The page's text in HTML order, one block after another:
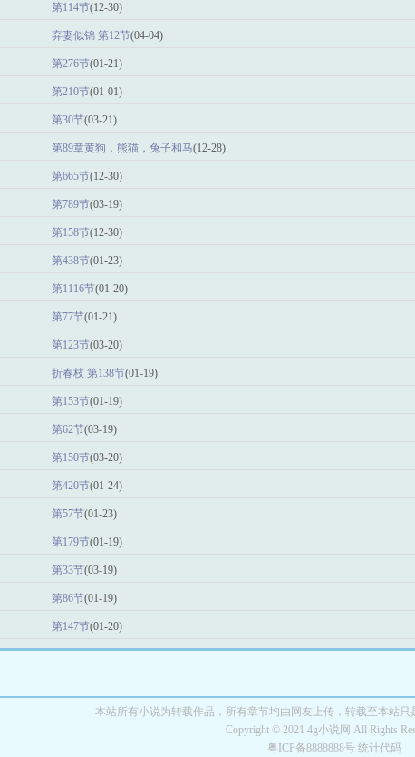
第114节(12-30)
弃妻似锦 第12节(04-04)
第276节(01-21)
第210节(01-01)
第30节(03-21)
第89章黄狗，熊猫，兔子和马(12-28)
第665节(12-30)
第789节(03-19)
第158节(12-30)
第438节(01-23)
第1116节(01-20)
第77节(01-21)
第123节(03-20)
折春枝 第138节(01-19)
第153节(01-19)
第62节(03-19)
第150节(03-20)
第420节(01-24)
第57节(01-23)
第179节(01-19)
第33节(03-19)
第86节(01-19)
第147节(01-20)
本站所有小说为转载作品，所有章节均由网友上传，转载至本站只
Copyright © 2021 4g小说网 All Rights
粤ICP备8888888号 统计代码